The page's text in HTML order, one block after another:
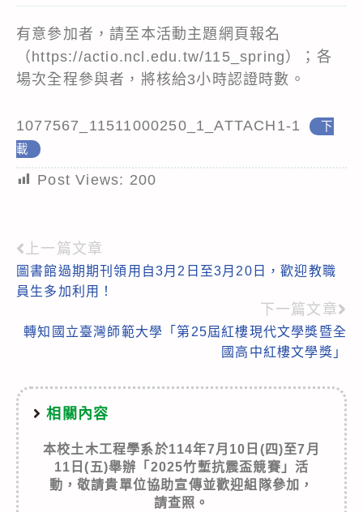
有意參加者，請至本活動主題網頁報名
（https://actio.ncl.edu.tw/115_spring）；各
場次全程參與者，將核給3小時認證時數。
1077567_11511000250_1_ATTACH1-1
下
載
Post Views: 200
Read
more
上一篇文章
圖書館過期期刊領用自3月2日至3月20日，歡迎教職
員生多加利用！
下一篇文章
轉知國立臺灣師範大學「第25屆紅樓現代文學獎暨全
國高中紅樓文學獎」
相關內容
本校土木工程學系於114年7月10日(四)至7月
11日(五)舉辦「2025竹塹抗震盃競賽」活
動，敬請貴單位協助宣傳並歡迎組隊參加，
請查照。